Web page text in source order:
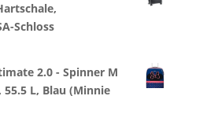
Schloss
2.0 - Spinner M
L, Blau (Minnie